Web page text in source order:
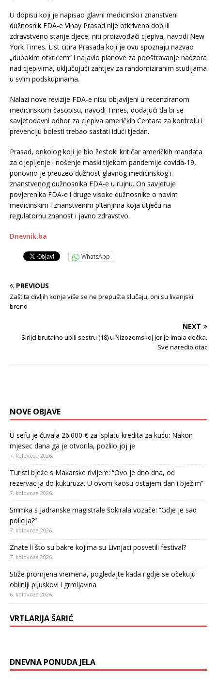
U dopisu koji je napisao glavni medicinski i znanstveni
dužnosnik FDA-e Vinay Prasad nije otkrivena dob ili
zdravstveno stanje djece, niti proizvođači cjepiva, navodi New
York Times. List citira Prasada koji je ovu spoznaju nazvao
„dubokim otkrićem“ i najavio planove za pooštravanje nadzora
nad cjepivima, uključujući zahtjev za randomiziranim studijama
u svim podskupinama.
Nalazi nove revizije FDA-e nisu objavljeni u recenziranom
medicinskom časopisu, navodi Times, dodajući da bi se
savjetodavni odbor za cjepiva američkih Centara za kontrolu i
prevenciju bolesti trebao sastati idući tjedan.
Prasad, onkolog koji je bio žestoki kritičar američkih mandata
za cijepljenje i nošenje maski tijekom pandemije covida-19,
ponovno je preuzeo dužnost glavnog medicinskog i
znanstvenog dužnosnika FDA-e u rujnu. On savjetuje
povjerenika FDA-e i druge visoke dužnosnike o novim
medicinskim i znanstvenim pitanjima koja utječu na
regulatornu znanost i javno zdravstvo.
Dnevnik.ba
WhatsApp
PREVIOUS
Zaštita divljih konja više se ne prepušta slučaju, oni su livanjski
brend
NEXT
Sirijci brutalno ubili sestru (18) u Nizozemskoj jer je imala dečka.
Sve naredio otac
NOVE OBJAVE
U sefu je čuvala 26.000 € za isplatu kredita za kuću: Nakon
mjesec dana ga je otvorila, pozlilo joj je
7. kolovoza 2026.
Turisti bježe s Makarske rivijere: “Ovo je dno dna, od
rezervacija do kukuruza. U ovom kaosu ostajem dan i bježim”
7. kolovoza 2026.
Snimka s Jadranske magistrale šokirala vozače: “Gdje je sad
policija?”
7. kolovoza 2026.
Znate li što su bakre kojima su Livnjaci posvetili festival?
7. kolovoza 2026.
Stiže promjena vremena, pogledajte kada i gdje se očekuju
obilniji pljuskovi i grmljavina
6. kolovoza 2026.
VRTLARIJA ŠARIĆ
DNEVNA PONUDA JELA